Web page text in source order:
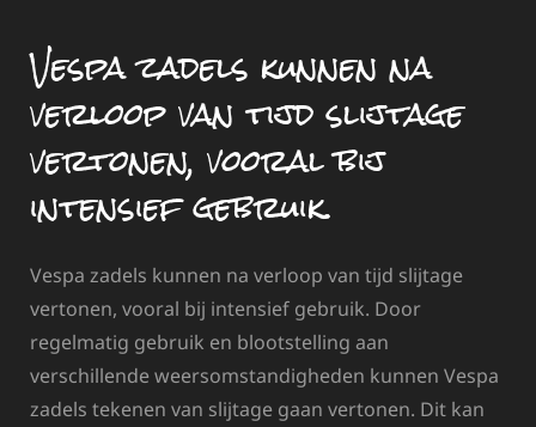
Vespa zadels kunnen na
verloop van tijd slijtage
vertonen, vooral bij
intensief gebruik.
Vespa zadels kunnen na verloop van tijd slijtage
vertonen, vooral bij intensief gebruik. Door
regelmatig gebruik en blootstelling aan
verschillende weersomstandigheden kunnen Vespa
zadels tekenen van slijtage gaan vertonen. Dit kan